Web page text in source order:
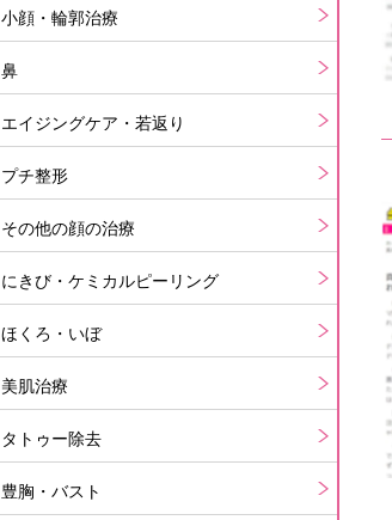
小顔・輪郭治療
鼻
エイジングケア・若返り
プチ整形
その他の顔の治療
にきび・ケミカルピーリング
ほくろ・いぼ
美肌治療
タトゥー除去
豊胸・バスト